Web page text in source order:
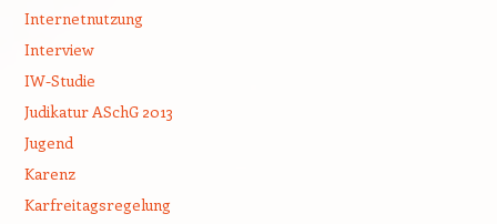
Internetnutzung
Interview
IW-Studie
Judikatur ASchG 2013
Jugend
Karenz
Karfreitagsregelung